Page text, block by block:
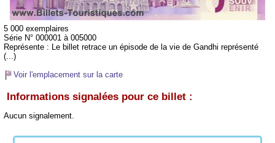
5 000 exemplaires
Série N° 000001 à 005000
Représente : Le billet retrace un épisode de la vie de Gandhi représenté
(...)
Voir l'emplacement sur la carte
Informations signalées pour ce billet :
Aucun signalement.